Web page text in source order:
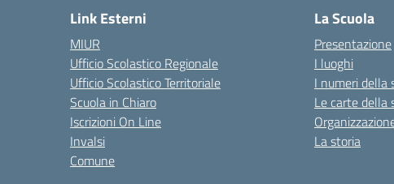
Link Esterni
MIUR
Ufficio Scolastico Regionale
Ufficio Scolastico Territoriale
Scuola in Chiaro
Iscrizioni On Line
Invalsi
Comune
La Scuola
Presentazione
I luoghi
I numeri della
Le carte della
La storia